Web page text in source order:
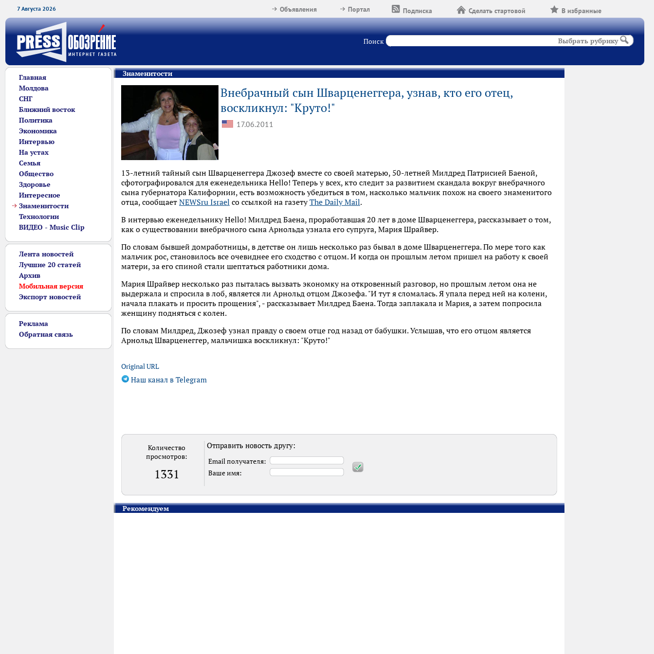
7 Августа 2026 В избранные
Сделать стартовой
Подписка
Портал
Объявления
Поиск Выбрать рубрику
Главная
Молдова
СНГ
Ближний восток
Политика
Экономика
Интервью
На устах
Семья
Общество
Здоровье
Интересное
Знаменитости
Технологии
ВИДЕО - Music Clip
Лента новостей
Лучшие 20 статей
Архив
Мобильная версия
Экспорт новостей
Реклама
Обратная связь
Знаменитости
Внебрачный сын Шварценеггера, узнав, кто его отец,
воскликнул: "Круто!"
17.06.2011
13-летний тайный сын Шварценеггера Джозеф вместе со своей матерью, 50-летней Милдред Патрисией Баеной,
сфотографировался для еженедельника Hello! Теперь у всех, кто следит за развитием скандала вокруг внебрачного
сына губернатора Калифорнии, есть возможность убедиться в том, насколько мальчик похож на своего знаменитого
отца, сообщает NEWSru Israel со ссылкой на газетуThe Daily Mail.
В интервью еженедельнику Hello! Милдред Баена, проработавшая 20 лет в доме Шварценеггера, рассказывает о том,
как о существовании внебрачного сына Арнольда узнала его супруга, Мария Шрайвер.
По словам бывшей домработницы, в детстве он лишь несколько раз бывал в доме Шварценеггера. По мере того как
мальчик рос, становилось все очевиднее его сходство с отцом. И когда он прошлым летом пришел на работу к своей
матери, за его спиной стали шептаться работники дома.
Мария Шрайвер несколько раз пыталась вызвать экономку на откровенный разговор, но прошлым летом она не
выдержала и спросила в лоб, является ли Арнольд отцом Джозефа. "И тут я сломалась. Я упала перед ней на колени,
начала плакать и просить прощения", - рассказывает Милдред Баена. Тогда заплакала и Мария, а затем попросила
женщину подняться с колен.
По словам Милдред, Джозеф узнал правду о своем отце год назад от бабушки. Услышав, что его отцом является
Арнольд Шварценеггер, мальчишка воскликнул: "Круто!"
Original URL
Наш канал в Telegram
Количество
просмотров:
1331
Отправить новость другу:
Email получателя:
Ваше имя:
Рекомендуем